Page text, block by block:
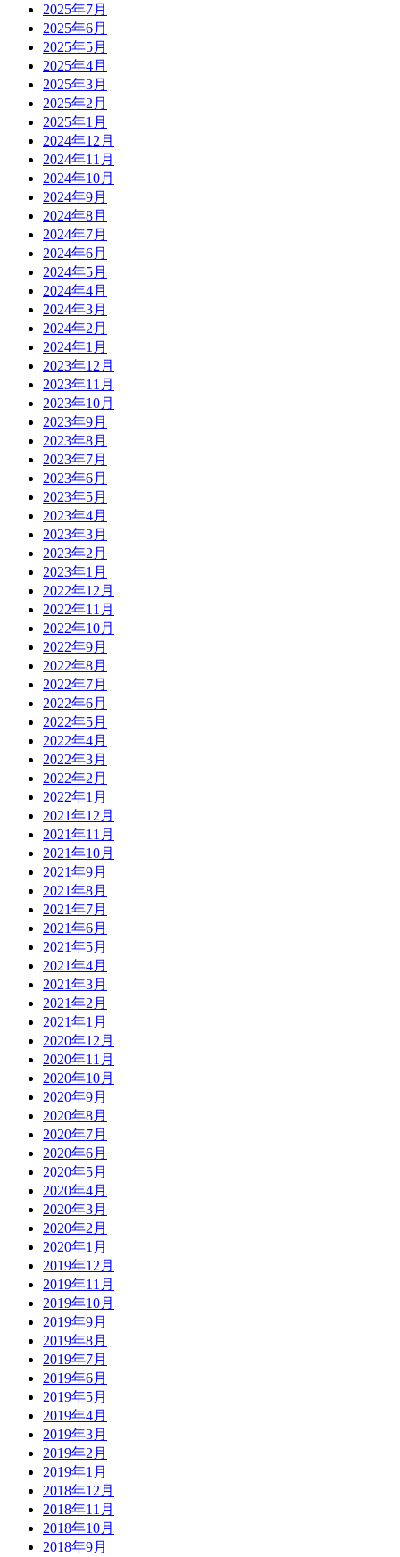
2025年7月
2025年6月
2025年5月
2025年4月
2025年3月
2025年2月
2025年1月
2024年12月
2024年11月
2024年10月
2024年9月
2024年8月
2024年7月
2024年6月
2024年5月
2024年4月
2024年3月
2024年2月
2024年1月
2023年12月
2023年11月
2023年10月
2023年9月
2023年8月
2023年7月
2023年6月
2023年5月
2023年4月
2023年3月
2023年2月
2023年1月
2022年12月
2022年11月
2022年10月
2022年9月
2022年8月
2022年7月
2022年6月
2022年5月
2022年4月
2022年3月
2022年2月
2022年1月
2021年12月
2021年11月
2021年10月
2021年9月
2021年8月
2021年7月
2021年6月
2021年5月
2021年4月
2021年3月
2021年2月
2021年1月
2020年12月
2020年11月
2020年10月
2020年9月
2020年8月
2020年7月
2020年6月
2020年5月
2020年4月
2020年3月
2020年2月
2020年1月
2019年12月
2019年11月
2019年10月
2019年9月
2019年8月
2019年7月
2019年6月
2019年5月
2019年4月
2019年3月
2019年2月
2019年1月
2018年12月
2018年11月
2018年10月
2018年9月